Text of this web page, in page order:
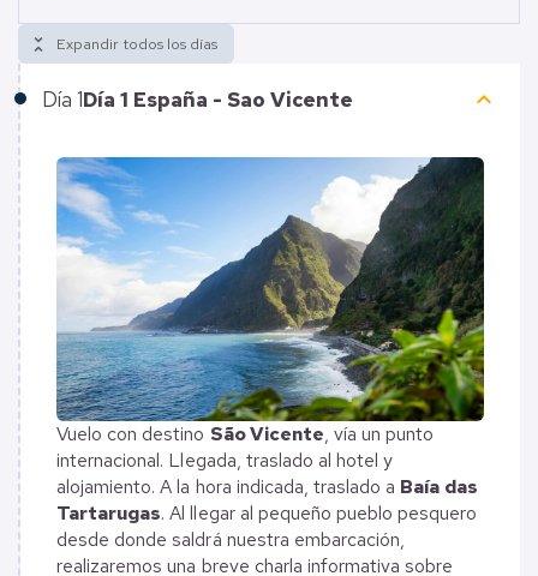
Día 1Día 1 España - Sao Vicente keyboard_arrow_up
Vuelo con destino São Vicente, vía un punto
internacional. Llegada, traslado al hotel y
alojamiento. A la hora indicada, traslado a Baía das
Tartarugas. Al llegar al pequeño pueblo pesquero
desde donde saldrá nuestra embarcación,
realizaremos una breve charla informativa sobre
unfold_less Expandir todos los días